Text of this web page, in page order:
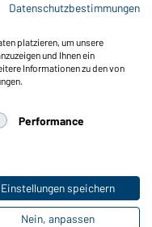
Datenschutzbestimmungen
platzieren, um unsere
und Ihnen ein
Informationen zu den von
Performance
Einstellungen speichern
Nein, anpassen